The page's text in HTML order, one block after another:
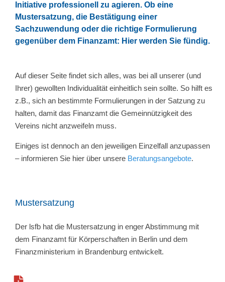
Initiative professionell zu agieren. Ob eine
Mustersatzung, die Bestätigung einer
Sachzuwendung oder die richtige Formulierung
gegenüber dem Finanzamt: Hier werden Sie fündig.
Auf dieser Seite findet sich alles, was bei all unserer (und
Ihrer) gewollten Individualität einheitlich sein sollte. So hilft es
z.B., sich an bestimmte Formulierungen in der Satzung zu
halten, damit das Finanzamt die Gemeinnützigkeit des
Vereins nicht anzweifeln muss.
Einiges ist dennoch an den jeweiligen Einzelfall anzupassen
– informieren Sie hier über unsere Beratungsangebote.
Mustersatzung
Der lsfb hat die Mustersatzung in enger Abstimmung mit
dem Finanzamt für Körperschaften in Berlin und dem
Finanzministerium in Brandenburg entwickelt.